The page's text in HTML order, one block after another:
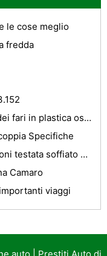
le cose meglio
fredda
Come rimuovere Ossidazione dei fari in plastica ossidato
Specifiche
Quali sono le cause di Guarnizioni testata soffiato su Auto?
Camaro
viaggi